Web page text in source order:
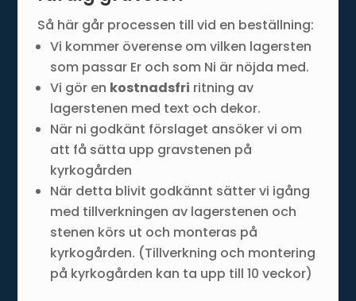
Så här går processen till vid en beställning:
Vi kommer överense om vilken lagersten
som passar Er och som Ni är nöjda med.
Vi gör en kostnadsfri ritning av
lagerstenen med text och dekor.
När ni godkänt förslaget ansöker vi om
att få sätta upp gravstenen på
kyrkogården
När detta blivit godkännt sätter vi igång
med tillverkningen av lagerstenen och
stenen körs ut och monteras på
kyrkogården. (Tillverkning och montering
på kyrkogården kan ta upp till 10 veckor)